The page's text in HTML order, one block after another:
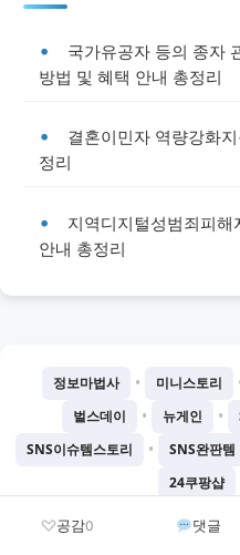
국가유공자 등의 종자
방법 및 혜택 안내 총정리
결혼이민자 역량강화
정리
지역디지털성범죄피해
안내 총정리
공감0 댓글
정보마법사 • 미니스토리
벌스데이 • 뉴게인 •
SNS이슈템스토리 • SNS완판템
24쿠팡샵
©2026